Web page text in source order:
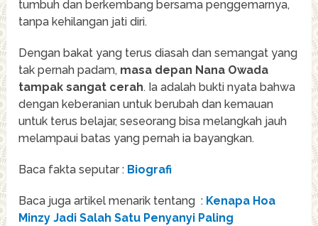
tumbuh dan berkembang bersama penggemarnya,
tanpa kehilangan jati diri.
Dengan bakat yang terus diasah dan semangat yang
tak pernah padam, masa depan Nana Owada
tampak sangat cerah. Ia adalah bukti nyata bahwa
dengan keberanian untuk berubah dan kemauan
untuk terus belajar, seseorang bisa melangkah jauh
melampaui batas yang pernah ia bayangkan.
Baca fakta seputar : Biografi
Baca juga artikel menarik tentang : Kenapa Hoa
Minzy Jadi Salah Satu Penyanyi Paling